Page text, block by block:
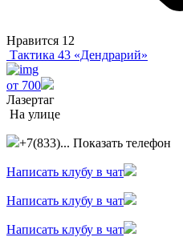
Нравится 12
Тактика 43 «Дендрарий»
от 700
Лазертаг
На улице
+7(833)... Показать телефон
Написать клубу в чат
Написать клубу в чат
Написать клубу в чат